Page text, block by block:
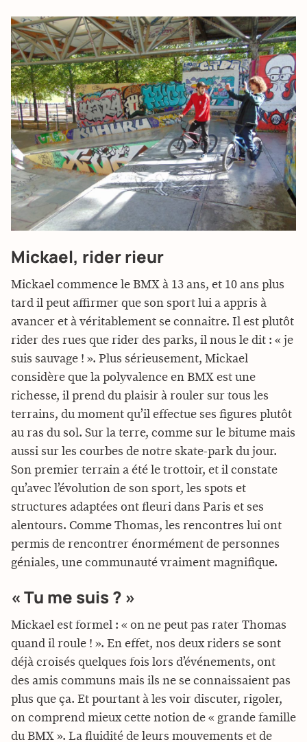
Mickael, rider rieur
Mickael commence le BMX à 13 ans, et 10 ans plus
tard il peut affirmer que son sport lui a appris à
avancer et à véritablement se connaitre. Il est plutôt
rider des rues que rider des parks, il nous le dit : « je
suis sauvage ! ». Plus sérieusement, Mickael
considère que la polyvalence en BMX est une
richesse, il prend du plaisir à rouler sur tous les
terrains, du moment qu’il effectue ses figures plutôt
au ras du sol. Sur la terre, comme sur le bitume mais
aussi sur les courbes de notre skate-park du jour.
Son premier terrain a été le trottoir, et il constate
qu’avec l’évolution de son sport, les spots et
structures adaptées ont fleuri dans Paris et ses
alentours. Comme Thomas, les rencontres lui ont
permis de rencontrer énormément de personnes
géniales, une communauté vraiment magnifique.
« Tu me suis ? »
Mickael est formel : « on ne peut pas rater Thomas
quand il roule ! ». En effet, nos deux riders se sont
déjà croisés quelques fois lors d’événements, ont
des amis communs mais ils ne se connaissaient pas
plus que ça. Et pourtant à les voir discuter, rigoler,
on comprend mieux cette notion de « grande famille
du BMX ». La fluidité de leurs mouvements et de